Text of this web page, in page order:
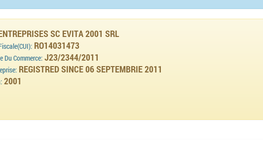
SC EVITA 2001 SRL
RO14031473
Du Commerce: J23/2344/2011
REGISTRED SINCE 06 SEPTEMBRIE 2011
2001